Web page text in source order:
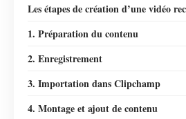
Les étapes de création d’une vidéo
1. Préparation du contenu
2. Enregistrement
3. Importation dans Clipchamp
4. Montage et ajout de contenu